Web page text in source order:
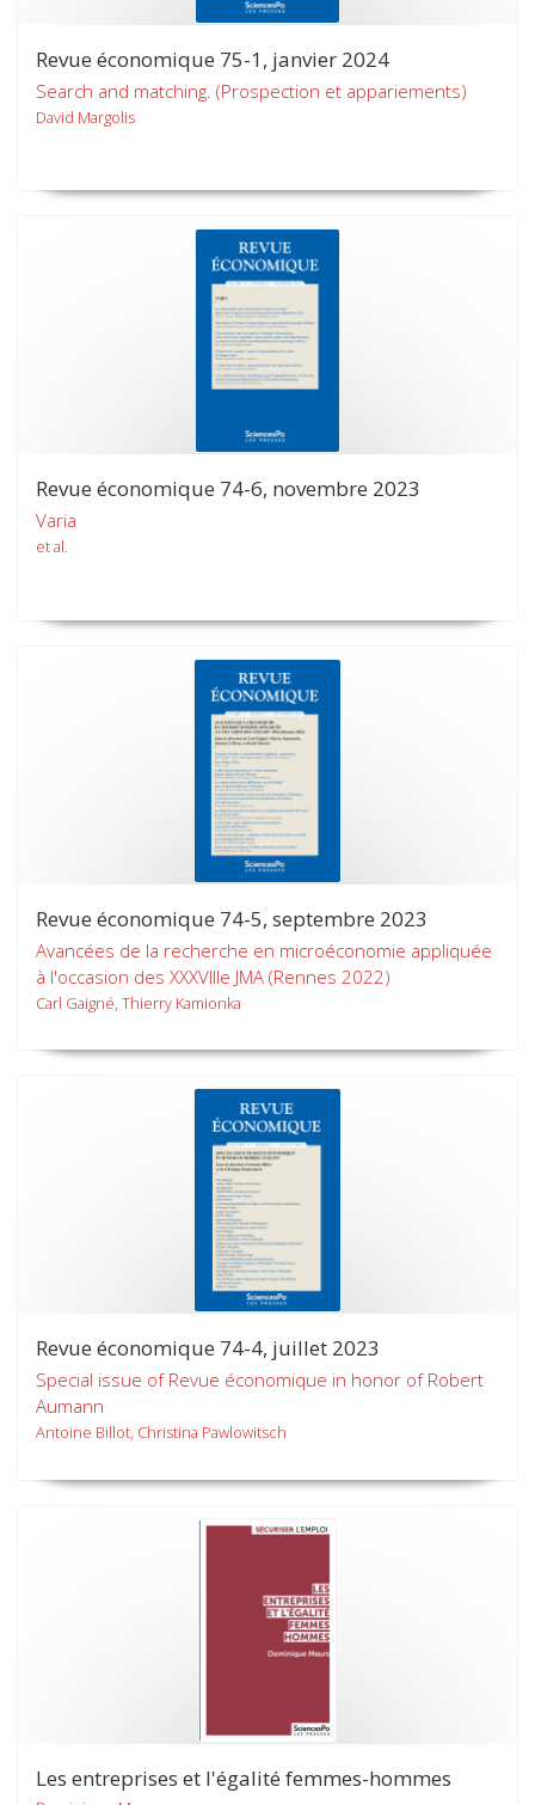
Revue économique 75-1, janvier 2024
Search and matching. (Prospection et appariements)
David Margolis
Revue économique 74-6, novembre 2023
Varia
et al.
Revue économique 74-5, septembre 2023
Avancées de la recherche en microéconomie appliquée
à l'occasion des XXXVIIIe JMA (Rennes 2022)
Carl Gaigné, Thierry Kamionka
Revue économique 74-4, juillet 2023
Special issue of Revue économique in honor of Robert
Aumann
Antoine Billot, Christina Pawlowitsch
Les entreprises et l'égalité femmes-hommes